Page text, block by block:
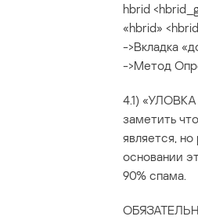
hbrid
«hbrid»
->Вкладка
->Метод
4.1)
заметить
является,
основании
90% спама.